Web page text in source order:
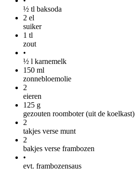
½ tl baksoda
2 el
suiker
1 tl
zout
•
½ l karnemelk
150 ml
zonnebloemolie
2
eieren
125 g
gezouten roomboter (uit de koelkast)
2
takjes verse munt
2
bakjes verse frambozen
•
evt. frambozensaus